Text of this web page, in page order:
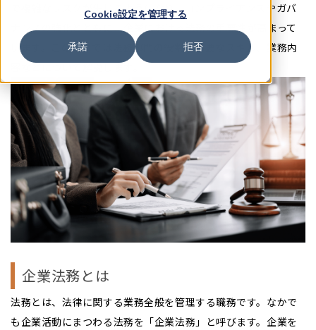
Cookie設定を管理する
承諾 拒否
で複雑なリスクが生じるようになり、コンプライアンスやガバ
ナンスの強化とともに、企業における法務の重要性が高まって
います。この記事では法務部門の役割や必要なスキル、業務内
容などについて解説します。
企業法務とは
法務とは、法律に関する業務全般を管理する職務です。なかで
も企業活動にまつわる法務を「企業法務」と呼びます。企業を